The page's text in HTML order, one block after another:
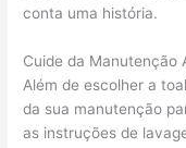
conta uma história.
Cuide da Manutenção
Além de escolher a
da sua manutenção
as instruções de